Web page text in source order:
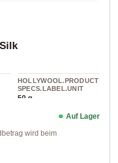
HOLLYWOOL.PRODUCT
SPECS.LABEL.UNIT
50 g
wird beim
Auf Lager